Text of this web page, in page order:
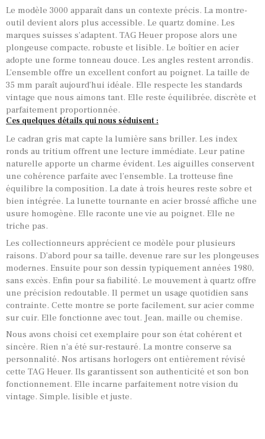
Le modèle 3000 apparaît dans un contexte précis. La montre-
outil devient alors plus accessible. Le quartz domine. Les
marques suisses s’adaptent. TAG Heuer propose alors une
plongeuse compacte, robuste et lisible. Le boîtier en acier
adopte une forme tonneau douce. Les angles restent arrondis.
L’ensemble offre un excellent confort au poignet. La taille de
35 mm paraît aujourd’hui idéale. Elle respecte les standards
vintage que nous aimons tant. Elle reste équilibrée, discrète et
parfaitement proportionnée.
Ces quelques détails qui nous séduisent :
Le cadran gris mat capte la lumière sans briller. Les index
ronds au tritium offrent une lecture immédiate. Leur patine
naturelle apporte un charme évident. Les aiguilles conservent
une cohérence parfaite avec l’ensemble. La trotteuse fine
équilibre la composition. La date à trois heures reste sobre et
bien intégrée. La lunette tournante en acier brossé affiche une
usure homogène. Elle raconte une vie au poignet. Elle ne
triche pas.
Les collectionneurs apprécient ce modèle pour plusieurs
raisons. D’abord pour sa taille, devenue rare sur les plongeuses
modernes. Ensuite pour son dessin typiquement années 1980,
sans excès. Enfin pour sa fiabilité. Le mouvement à quartz offre
une précision redoutable. Il permet un usage quotidien sans
contrainte. Cette montre se porte facilement, sur acier comme
sur cuir. Elle fonctionne avec tout. Jean, maille ou chemise.
Nous avons choisi cet exemplaire pour son état cohérent et
sincère. Rien n’a été sur-restauré. La montre conserve sa
personnalité. Nos artisans horlogers ont entièrement révisé
cette TAG Heuer. Ils garantissent son authenticité et son bon
fonctionnement. Elle incarne parfaitement notre vision du
vintage. Simple, lisible et juste.